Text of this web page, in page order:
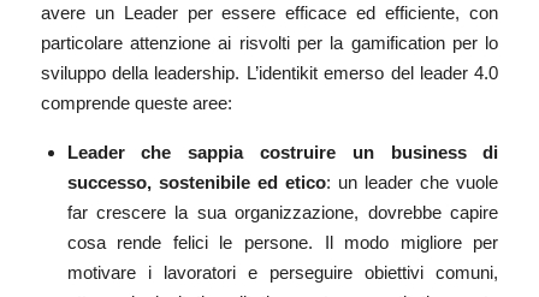
avere un Leader per essere efficace ed efficiente, con
particolare attenzione ai risvolti per la gamification per lo
sviluppo della leadership. L’identikit emerso del leader 4.0
comprende queste aree:
Leader che sappia costruire un business di
successo, sostenibile ed etico: un leader che vuole
far crescere la sua organizzazione, dovrebbe capire
cosa rende felici le persone. Il modo migliore per
motivare i lavoratori e perseguire obiettivi comuni,